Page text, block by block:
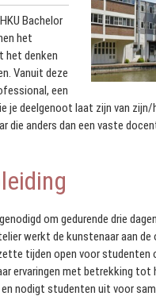
Bachelor
het
het denken
Vanuit deze
een
je deelgenoot laat zijn van zijn/
die anders dan een vaste
om gedurende drie
werkt de kunstenaar aan
tijden open voor studenten
ervaringen met betrekking tot
nodigt studenten uit voor